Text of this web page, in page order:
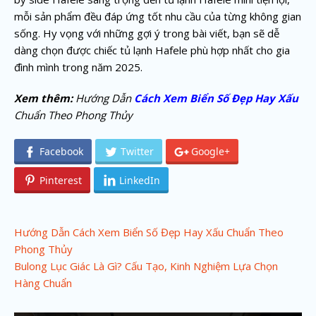
mỗi sản phẩm đều đáp ứng tốt nhu cầu của từng không gian
sống. Hy vọng với những gợi ý trong bài viết, bạn sẽ dễ
dàng chọn được chiếc tủ lạnh Hafele phù hợp nhất cho gia
đình mình trong năm 2025.
Xem thêm:Hướng DẫnCách Xem Biển Số Đẹp Hay Xấu
Chuẩn Theo Phong Thủy
Facebook Twitter Google+
Pinterest LinkedIn
P
o
s
Hướng Dẫn Cách Xem Biển Số Đẹp Hay Xấu Chuẩn Theo
Phong Thủy
Bulong Lục Giác Là Gì? Cấu Tạo, Kinh Nghiệm Lựa Chọn
Hàng Chuẩn